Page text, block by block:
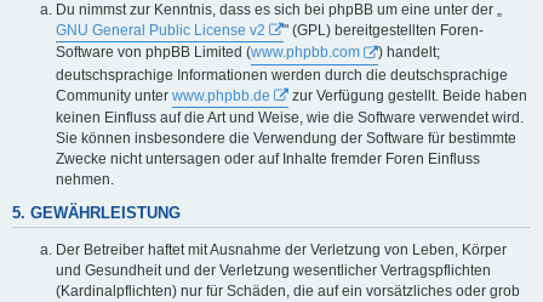
Du nimmst zur Kenntnis, dass es sich bei phpBB um eine unter der „
GNU General Public License v2
" (GPL) bereitgestellten Foren-
Software von phpBB Limited (www.phpbb.com
) handelt;
deutschsprachige Informationen werden durch die deutschsprachige
Community unter www.phpbb.de
zur Verfügung gestellt. Beide haben
keinen Einfluss auf die Art und Weise, wie die Software verwendet wird.
Sie können insbesondere die Verwendung der Software für bestimmte
Zwecke nicht untersagen oder auf Inhalte fremder Foren Einfluss
nehmen.
5. GEWÄHRLEISTUNG
Der Betreiber haftet mit Ausnahme der Verletzung von Leben, Körper
und Gesundheit und der Verletzung wesentlicher Vertragspflichten
(Kardinalpflichten) nur für Schäden, die auf ein vorsätzliches oder grob